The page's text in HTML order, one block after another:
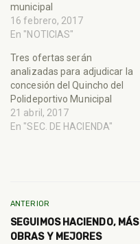
municipal
16 febrero, 2017
En "NOTICIAS"
Tres ofertas serán
analizadas para adjudicar la
concesión del Quincho del
Polideportivo Municipal
21 abril, 2017
En "SEC. DE HACIENDA"
ANTERIOR
SEGUIMOS HACIENDO, MÁS
OBRAS Y MEJORES